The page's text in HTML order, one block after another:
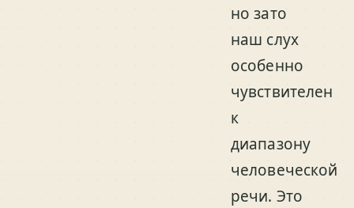
но зато
наш слух
особенно
чувствителен
к
диапазону
человеческой
речи. Это